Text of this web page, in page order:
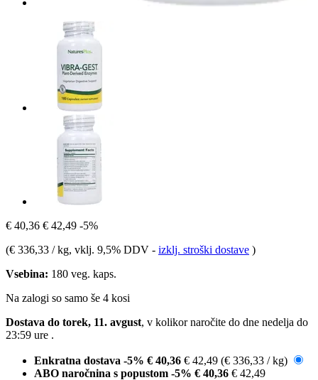
€ 40,36 € 42,49 -5%
(€ 336,33 / kg, vklj. 9,5% DDV - izklj. stroški dostave )
Vsebina: 180 veg. kaps.
Na zalogi so samo še 4 kosi
Dostava do torek, 11. avgust, v kolikor naročite do dne nedelja do
23:59 ure .
Enkratna dostava -5% € 40,36 € 42,49 (€ 336,33 / kg)
ABO naročnina s popustom -5% € 40,36 € 42,49